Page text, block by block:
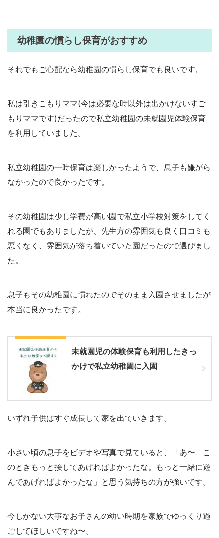
幼稚園の慣らし保育がおすすめ
それでもご心配なら幼稚園の慣らし保育でも良いです。
私は引きこもりママ(今は必要な時以外は出かけないすご
もりママです)だったので私立幼稚園の未就園児体験保育
を利用していました。
私立幼稚園の一時保育は楽しかったようで、息子も嫌がら
なかったので良かったです。
その幼稚園は少し学費が高い園で私立小学校対策をしてく
れる園でもありましたが、先生方の雰囲気も良く口コミも
悪くなく、雰囲気が落ち着いていた園だったので選びまし
た。
息子もその幼稚園に慣れたのでそのまま入園させましたが
本当に良かったです。
未就園児の体験保育も利用したきっ
かけで私立幼稚園に入園
いずれ子供はすぐ成長して家を出ていきます。
小さい頃の息子をビデオや写真で見ていると、「あ〜、こ
のときもっと接してあげればよかったな。もっと一緒に遊
んであげればよかったな」と思う気持ちの方が強いです。
今しかない大事なお子さんの幼い時期を家族でゆっくり過
ごしてほしいですね〜。